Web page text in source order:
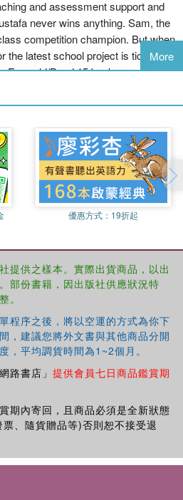
and assessment support and
never wins anything. Sam, the
competition champion. But when
the latest school project is tickets to
Band 15 books provide a
science fiction and biography,
to texts.A reader response page
speaking and listening and
A contemporary storyIdeas for
provide practical support and
More
優惠方式： 19折起
提供之樣本。實際出貨商品，以出
部份書籍，因出版社供應狀況特
。
程序之後，將以空運的方式為你下
，建議您將外文書與其他商品分開
，平均調貨時間為1~2個月。
路書店」 提供會員七日商品鑑賞期
期內寄回，且商品必須是全新狀態
、隨貨贈品等)否則恕不接受退